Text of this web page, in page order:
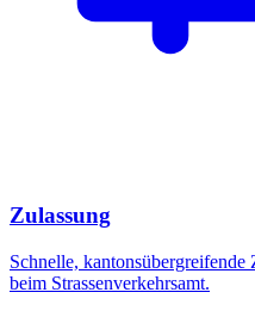
Zulassung
Schnelle,
beim Strassenverkehrsamt.